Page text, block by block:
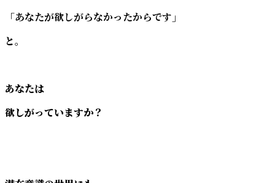
「あなたが欲しがらなかったからです」
と。
あなたは
欲しがっていますか？